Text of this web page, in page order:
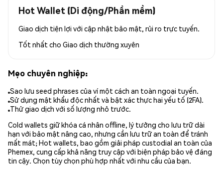
Hot Wallet (Di động/Phần mềm)
Giao dịch tiện lợi với cập nhật bảo mật, rủi ro trực tuyến.
Tốt nhất cho Giao dịch thường xuyên
Mẹo chuyên nghiệp:
Sao lưu seed phrases của ví một cách an toàn ngoại tuyến.
Sử dụng mật khẩu độc nhất và bật xác thực hai yếu tố (2FA).
Thử giao dịch với số lượng nhỏ trước.
Cold wallets giữ khóa cá nhân offline, lý tưởng cho lưu trữ dài
hạn với bảo mật nâng cao, nhưng cần lưu trữ an toàn để tránh
mất mát; Hot wallets, bao gồm giải pháp custodial an toàn của
Phemex, cung cấp khả năng truy cập với biện pháp bảo vệ đáng
tin cậy. Chọn tùy chọn phù hợp nhất với nhu cầu của bạn.